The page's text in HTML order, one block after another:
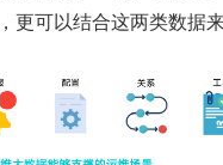
可以结合这两类数据